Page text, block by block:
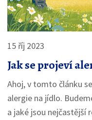
15 říj 2023
Jak se projeví
Ahoj, v tomto článku
alergie na jídlo.
a jaké jsou nejčastější